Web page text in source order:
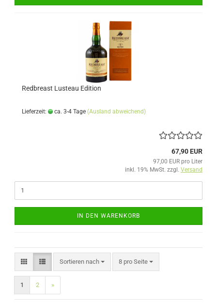
Redbreast Lusteau Edition
Lieferzeit: ca. 3-4 Tage (Ausland abweichend)
67,90 EUR
97,00 EUR pro Liter
inkl. 19% MwSt. zzgl. Versand
IN DEN WARENKORB
Sortieren nach
Sortieren nach 8 pro Seite
pro Seite
1 2 »